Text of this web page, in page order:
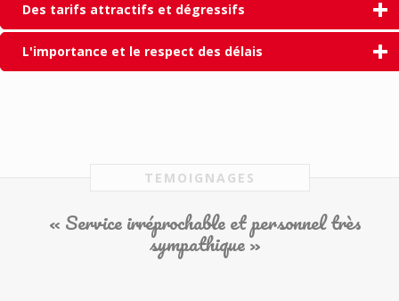
Des tarifs attractifs et dégressifs
L'importance et le respect des délais
TEMOIGNAGES
« Service irréprochable et personnel très
sympathique »